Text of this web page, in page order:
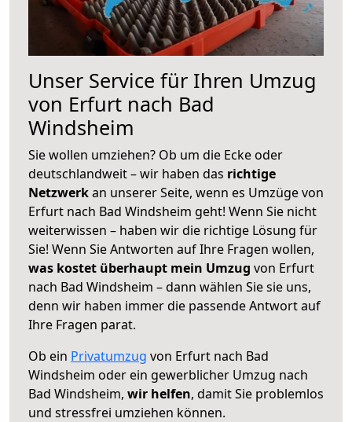
Unser Service für Ihren Umzug
von Erfurt nach Bad
Windsheim
Sie wollen umziehen? Ob um die Ecke oder
deutschlandweit – wir haben das richtige
Netzwerkan unserer Seite, wenn es Umzüge von
Erfurt nach Bad Windsheim geht! Wenn Sie nicht
weiterwissen – haben wir die richtige Lösung für
Sie! Wenn Sie Antworten auf Ihre Fragen wollen,
was kostet überhaupt mein Umzug von Erfurt
nach Bad Windsheim – dann wählen Sie sie uns,
denn wir haben immer die passende Antwort auf
Ihre Fragen parat.
Ob ein Privatumzug von Erfurt nach Bad
Windsheim oder ein gewerblicher Umzug nach
Bad Windsheim, wir helfen, damit Sie problemlos
und stressfrei umziehen können.